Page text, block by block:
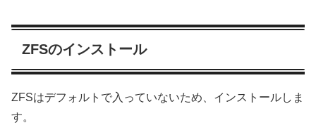
ZFSのインストール
ZFSはデフォルトで入っていないため、インストールしま
す。